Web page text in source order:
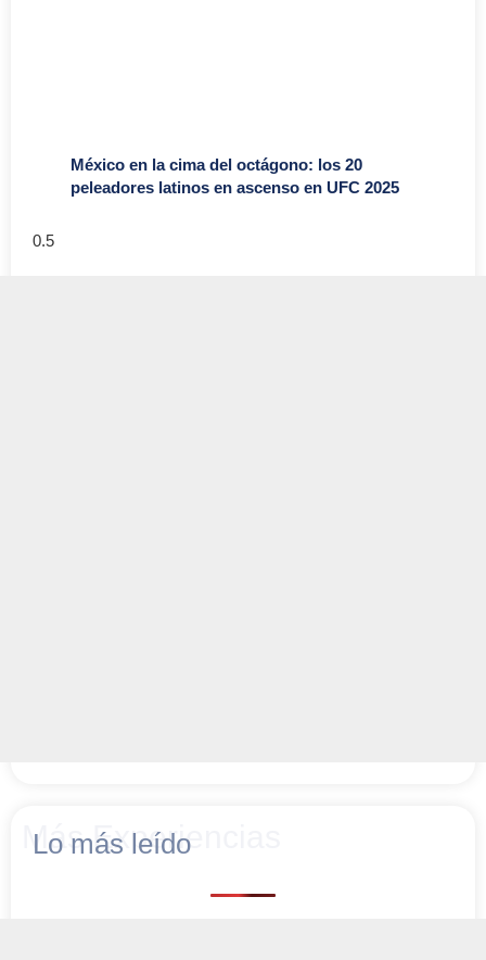
México en la cima del octágono: los 20
peleadores latinos en ascenso en UFC 2025
Más Experiencias
Lo más leído